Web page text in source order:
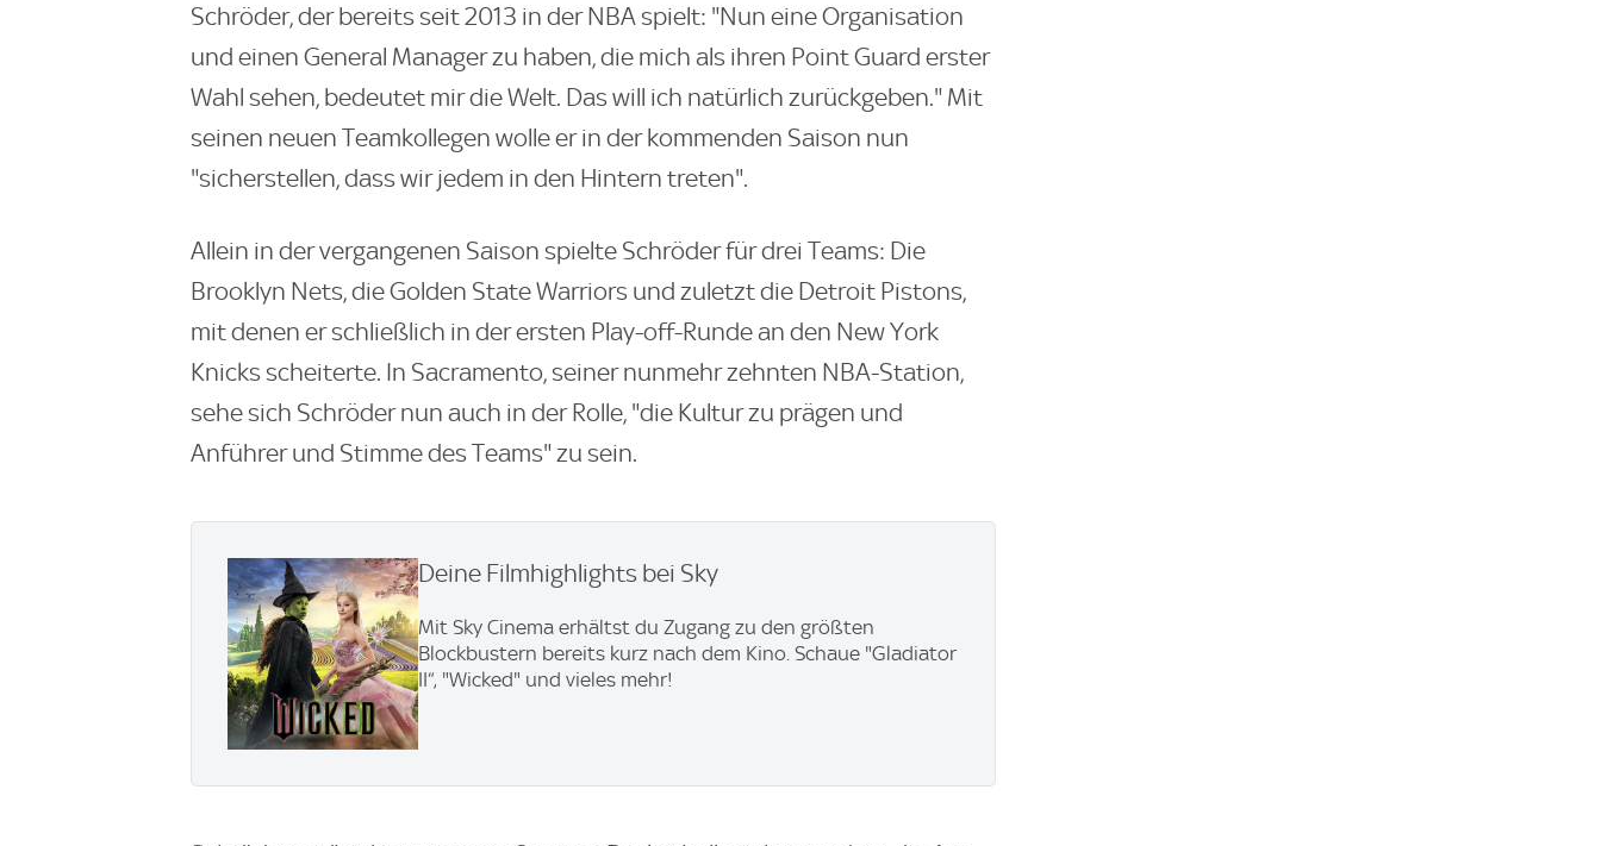
Schröder, der bereits seit 2013 in der NBA spielt: "Nun eine Organisation
und einen General Manager zu haben, die mich als ihren Point Guard erster
Wahl sehen, bedeutet mir die Welt. Das will ich natürlich zurückgeben." Mit
seinen neuen Teamkollegen wolle er in der kommenden Saison nun
"sicherstellen, dass wir jedem in den Hintern treten".
Allein in der vergangenen Saison spielte Schröder für drei Teams: Die
Brooklyn Nets, die Golden State Warriors und zuletzt die Detroit Pistons,
mit denen er schließlich in der ersten Play-off-Runde an den New York
Knicks scheiterte. In Sacramento, seiner nunmehr zehnten NBA-Station,
sehe sich Schröder nun auch in der Rolle, "die Kultur zu prägen und
Anführer und Stimme des Teams" zu sein.
Deine Filmhighlights bei Sky
Mit Sky Cinema erhältst du Zugang zu den größten
Blockbustern bereits kurz nach dem Kino. Schaue "Gladiator
II“, "Wicked" und vieles mehr!